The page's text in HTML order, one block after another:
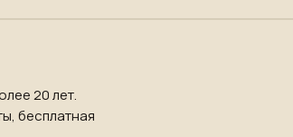
20 лет.
бесплатная